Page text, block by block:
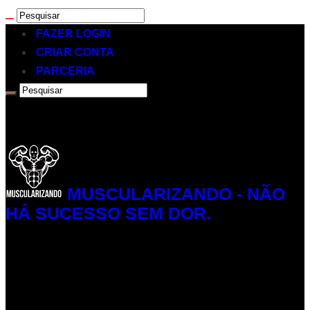
FAZER LOGIN
CRIAR CONTA
PARCERIA
MUSCULARIZANDO - NÃO
HÁ SUCESSO SEM DOR.